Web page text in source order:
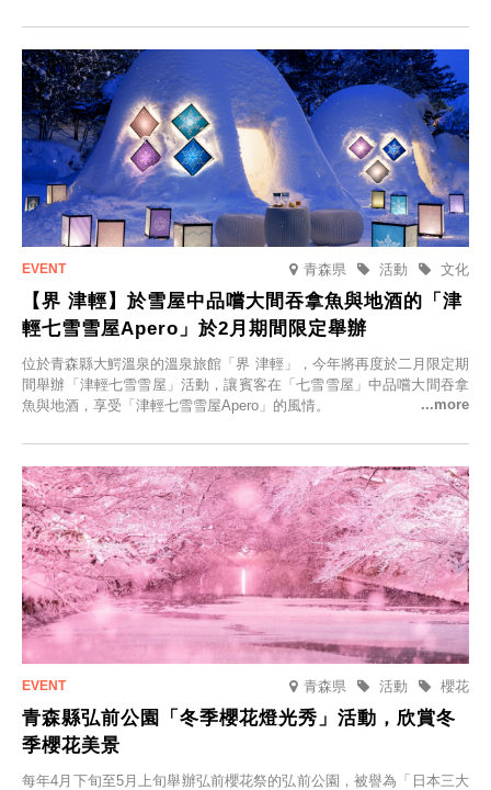
人的旅館，您才能在此與重要的人共度獨一無二的特別時光。
青森県 文化
活動
【界 津輕】於雪屋中品嚐大間吞拿魚與地酒的「津
輕七雪雪屋Apero」於2月期間限定舉辦
位於青森縣大鰐溫泉的溫泉旅館「界 津輕」，今年將再度於二月限定期
間舉辦「津輕七雪雪屋」活動，讓賓客在「七雪雪屋」中品嚐大間吞拿
魚與地酒，享受「津輕七雪雪屋Apero」的風情。
青森県 櫻花
活動
青森縣弘前公園「冬季櫻花燈光秀」活動，欣賞冬
季櫻花美景
每年4月下旬至5月上旬舉辦弘前櫻花祭的弘前公園，被譽為「日本三大